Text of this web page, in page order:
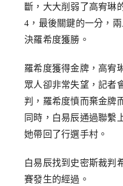
斷，大大削弱了高宥琳
4，最後關鍵的一分，
決羅希度獲勝。
羅希度獲得金牌，高宥
眾人卻非常失望，記者
判，羅希度憤而棄金牌
同時，白易辰通過聯繫
她帶回了行選手村。
白易辰找到史密斯裁判
賽發生的經過。